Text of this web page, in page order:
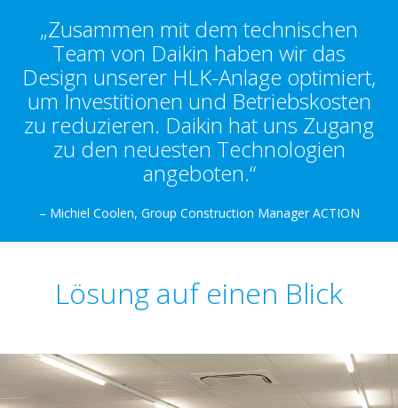
„Zusammen mit dem technischen
Team von Daikin haben wir das
Design unserer HLK-Anlage optimiert,
um Investitionen und Betriebskosten
zu reduzieren. Daikin hat uns Zugang
zu den neuesten Technologien
angeboten.“
– Michiel Coolen, Group Construction Manager ACTION
Lösung auf einen Blick